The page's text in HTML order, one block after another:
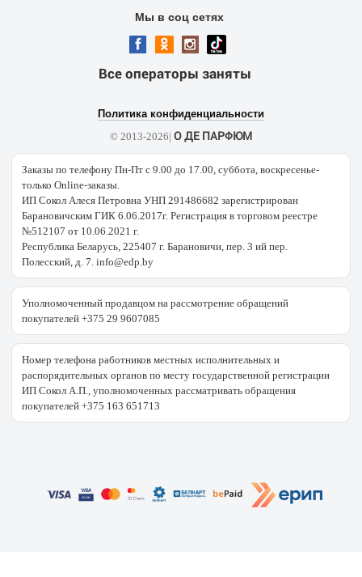
Мы в соц сетях
Все операторы заняты
Политика конфиденциальности
© 2013-2026| О ДЕ ПАРФЮМ
Заказы по телефону Пн-Пт с 9.00 до 17.00, суббота, воскресенье-
только Online-заказы.
ИП Сокол Алеся Петровна УНП 291486682 зарегистрирован
Барановичским ГИК 6.06.2017г. Регистрация в торговом реестре
№512107 от 10.06.2021 г.
Республика Беларусь, 225407 г. Барановичи, пер. 3 ий пер.
Полесский, д. 7. info@edp.by
Уполномоченный продавцом на рассмотрение обращений
покупателей +375 29 9607085
Номер телефона работников местных исполнительных и
распорядительных органов по месту государственной регистрации
ИП Сокол А.П., уполномоченных рассматривать обращения
покупателей +375 163 651713